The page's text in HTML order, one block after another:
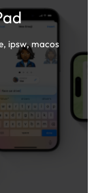
, ipsw,macos